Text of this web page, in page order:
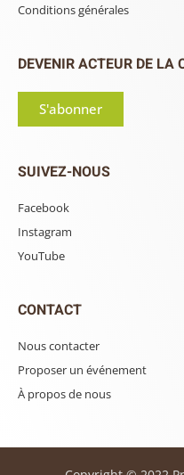
Conditions générales
DEVENIR ACTEUR DE LA
S'abonner
SUIVEZ-NOUS
Facebook
Instagram
YouTube
CONTACT
Nous contacter
Proposer un événement
À propos de nous